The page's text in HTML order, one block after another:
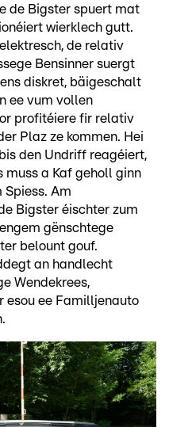
de Bigster spuert mat
wierklech gutt.
de relativ
Bensinner suergt
diskret, bäigeschalt
ee vum vollen
profitéiere fir relativ
Plaz ze kommen. Hei
den Undriff reagéiert,
muss a Kaf geholl ginn
Spiess. Am
Bigster éischter zum
gënschtege
belount gouf.
an handlecht
Wendekrees,
esou ee Familljenauto